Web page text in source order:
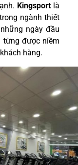
Kingsportlà
ngành thiết
ngày đầu
từng được niềm
hàng.